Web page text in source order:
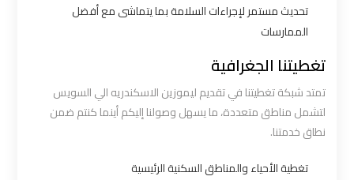
تحديث مستمر لإجراءات السلامة بما يتماشى مع أفضل
الممارسات
تغطيتنا الجغرافية
تمتد شبكة تغطيتنا في تقديم ليموزين الاسكندريه الي السويس
لتشمل مناطق متعددة، ما يسهل وصولنا إليكم أينما كنتم ضمن
نطاق خدمتنا.
تغطية الأحياء والمناطق السكنية الرئيسية
ليموزين
اكتوبر